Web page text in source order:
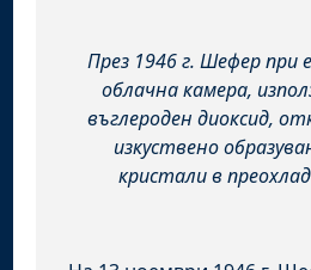
През 1946 г. Шефер при
облачна камера,
въглероден диоксид,
изкуствено
кристали в